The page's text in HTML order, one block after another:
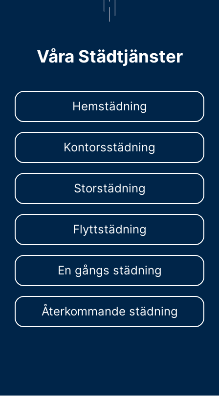
Våra Städtjänster
Hemstädning
Kontorsstädning
Storstädning
Flyttstädning
En gångs städning
Återkommande städning